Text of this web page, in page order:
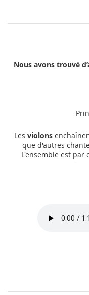
Nous avons trouvé
Les violons
que d'autres
L'ensemble est par